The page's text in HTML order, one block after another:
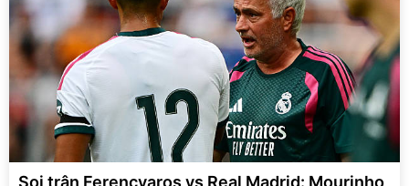
Soi trận Ferencvaros vs Real Madrid: Mourinho